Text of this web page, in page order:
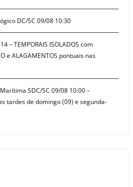
DC/SC 09/08 10:30
– TEMPORAIS ISOLADOS com
e ALAGAMENTOS pontuais nas
SDC/SC 09/08 10:00 –
tardes de domingo (09) e segunda-